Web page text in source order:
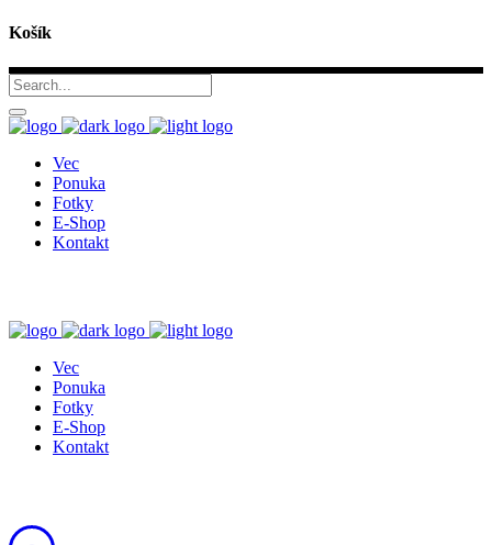
Košík
Vec
Ponuka
Fotky
E-Shop
Kontakt
Vec
Ponuka
Fotky
E-Shop
Kontakt